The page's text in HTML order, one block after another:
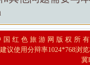
国 红 色 旅 游 网 版 权 所
建议使用分辩率1024*768浏
冀